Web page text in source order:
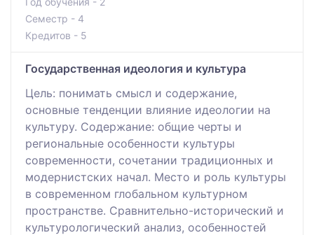
Семестр - 4
Кредитов - 5
Государственная идеология и культура
Цель: понимать смысл и содержание,
основные тенденции влияние идеологии на
культуру. Содержание: общие черты и
региональные особенности культуры
современности, сочетании традиционных и
модернистских начал. Место и роль культуры
в современном глобальном культурном
пространстве. Сравнительно-исторический и
культурологический анализ, особенностей